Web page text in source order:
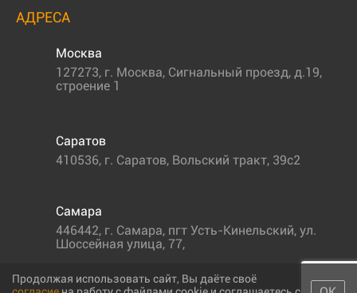
АДРЕСА
Москва
127273, г. Москва, Сигнальный проезд, д.19,
строение 1
Саратов
410536, г. Саратов, Вольский тракт, 39с2
Самара
446442, г. Самара, пгт Усть-Кинельский, ул.
Шоссейная улица, 77,
Продолжая использовать сайт, Вы даёте своё